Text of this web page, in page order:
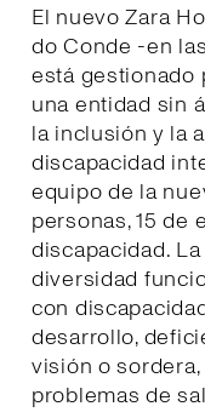
El nuevo Zara
do Conde -en
está gestionado
una entidad sin
la inclusión y la
discapacidad
equipo de la
personas, 15 de
discapacidad.
diversidad
con
desarrollo,
visión o
problemas de